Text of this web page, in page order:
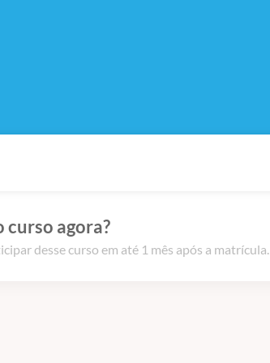
curso agora?
desse curso em até 1 mês após a matrícula.